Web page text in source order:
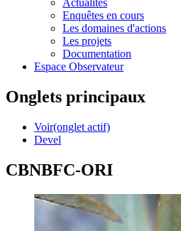
Enquêtes en cours
Les domaines d'actions
Les projets
Documentation
Espace Observateur
Onglets principaux
Voir(onglet actif)
Devel
CBNBFC-ORI